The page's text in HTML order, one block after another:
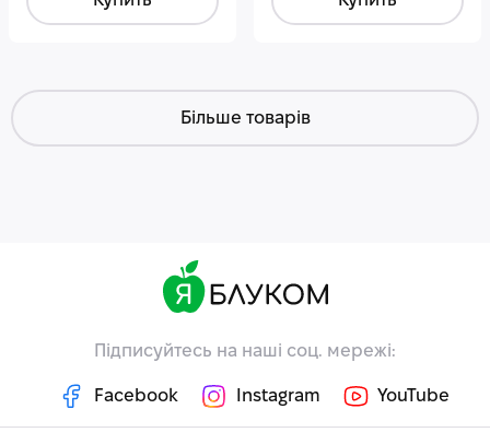
Більше товарів
Підписуйтесь на наші соц. мережі:
Facebook Instagram YouTube